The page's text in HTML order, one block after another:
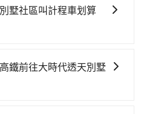
墅社區叫計程車划算
、Yoxi等，如果在路邊攔不
機場附近的計程車隊，如
鐵前往大時代透天別墅